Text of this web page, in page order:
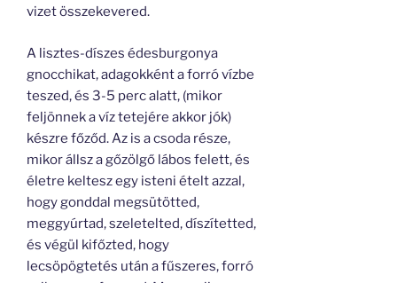
vizet összekevered.
A lisztes-díszes édesburgonya
gnocchikat, adagokként a forró vízbe
teszed, és 3-5 perc alatt, (mikor
feljönnek a víz tetejére akkor jók)
készre főződ. Az is a csoda része,
mikor állsz a gőzölgő lábos felett, és
életre keltesz egy isteni ételt azzal,
hogy gonddal megsütötted,
meggyúrtad, szeletelted, díszítetted,
és végül kifőzted, hogy
lecsöpögtetés után a fűszeres, forró